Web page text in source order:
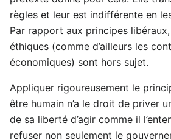
règles et leur est indifférente en
Par rapport aux principes
éthiques (comme d’ailleurs les
économiques) sont hors sujet.
Appliquer rigoureusement le
être humain n’a le droit de priver
de sa liberté d’agir comme il
refuser non seulement le